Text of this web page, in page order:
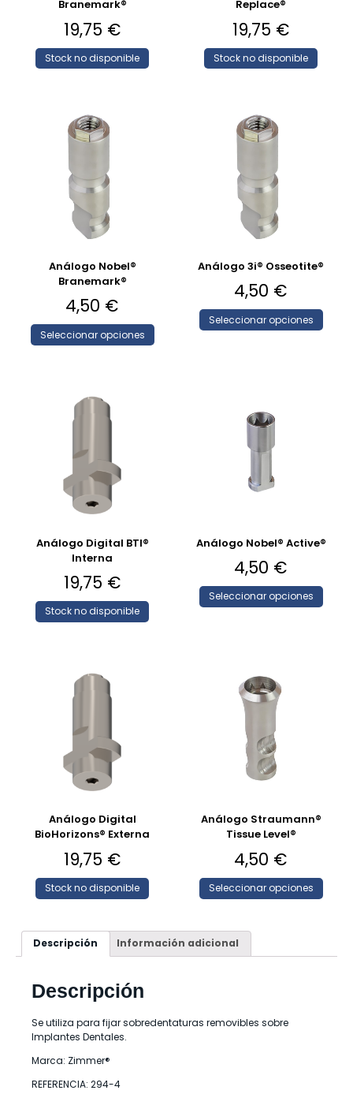
Branemark®
19,75 €
Stock no disponible
Replace®
19,75 €
Stock no disponible
Análogo Nobel®
Branemark®
4,50 €
Seleccionar opciones
Análogo 3i® Osseotite®
4,50 €
Seleccionar opciones
Análogo Digital BTI®
Interna
19,75 €
Stock no disponible
Análogo Nobel® Active®
4,50 €
Seleccionar opciones
Análogo Digital
BioHorizons® Externa
19,75 €
Stock no disponible
Análogo Straumann®
Tissue Level®
4,50 €
Seleccionar opciones
Descripción Información adicional
Descripción
Se utiliza para fijar sobredentaturas removibles sobre
Implantes Dentales.
Marca: Zimmer®
REFERENCIA: 294-4